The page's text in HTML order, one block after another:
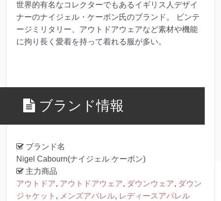
世界的有名なコレクターでもあるイギリス人デザイ
ナーのナイジェル・ケーボン氏のブランド。 ビンテ
ージミリタリー、アウトドアウェアなど素材や機能
に拘り長く愛着を持って着れる服が多い。
ブランド情報
ブランド名
Nigel Cabourn(ナイジェル ケーボン)
主力商品
アウトドア, アウトドアウェア, ダウンウェア, ダウン
ジャケット , メンズアパレル, レディースアパレル